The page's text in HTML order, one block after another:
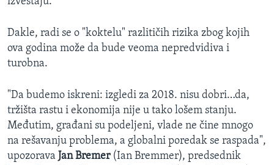
Dakle, radi se o "koktelu" razlitičih rizika zbog kojih
ova godina može da bude veoma nepredvidiva i
turobna.
"Da budemo iskreni: izgledi za 2018. nisu dobri…da,
tržišta rastu i ekonomija nije u tako lošem stanju.
Međutim, građani su podeljeni, vlade ne čine mnogo
na rešavanju problema, a globalni poredak se raspada",
upozorava Jan Bremer(Ian Bremmer), predsednik